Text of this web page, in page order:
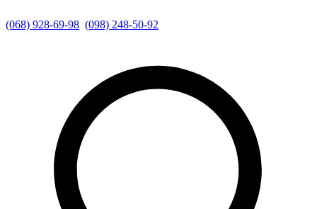
(068) 928-69-98 (098) 248-50-92